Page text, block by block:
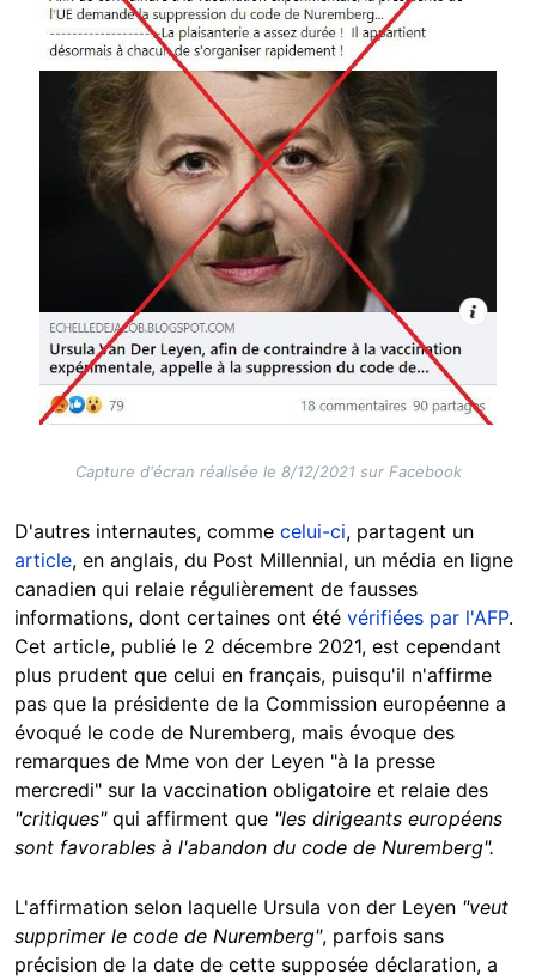
Capture d'écran réalisée le 8/12/2021 sur Facebook
D'autres internautes, comme celui-ci, partagent un
article, en anglais, du Post Millennial, un média en ligne
canadien qui relaie régulièrement de fausses
informations, dont certaines ont été vérifiées par l'AFP.
Cet article, publié le 2 décembre 2021, est cependant
plus prudent que celui en français, puisqu'il n'affirme
pas que la présidente de la Commission européenne a
évoqué le code de Nuremberg, mais évoque des
remarques de Mme von der Leyen "à la presse
mercredi" sur la vaccination obligatoire et relaie des
"critiques" qui affirment que "les dirigeants européens
sont favorables à l'abandon du code de Nuremberg".
L'affirmation selon laquelle Ursula von der Leyen "veut
supprimer le code de Nuremberg", parfois sans
précision de la date de cette supposée déclaration, a